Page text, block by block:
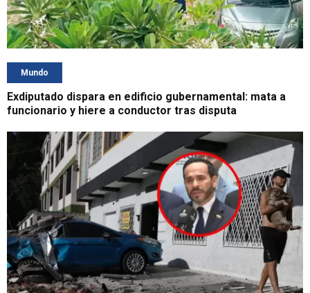
Mundo
Exdiputado dispara en edificio gubernamental: mata a
funcionario y hiere a conductor tras disputa